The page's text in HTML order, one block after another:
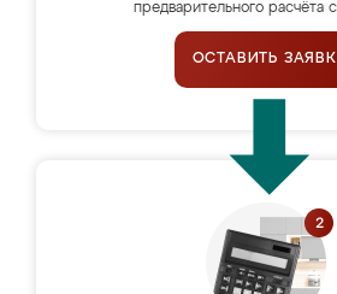
предварительного расчёта
ОСТАВИТЬ